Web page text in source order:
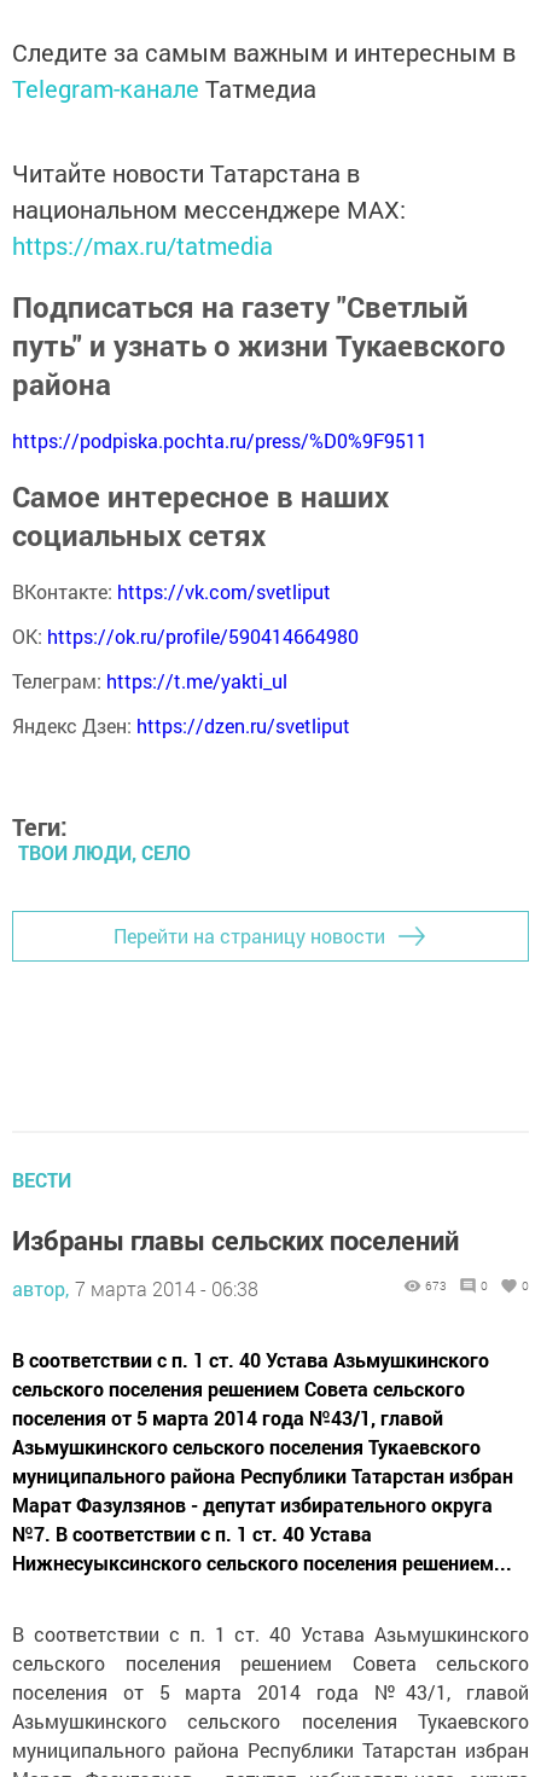
Следите за самым важным и интересным в
Telegram-канале Татмедиа
Читайте новости Татарстана в
национальном мессенджере MАХ:
https://max.ru/tatmedia
Подписаться на газету "Светлый
путь" и узнать о жизни Тукаевского
района
https://podpiska.pochta.ru/press/%D0%9F9511
Самое интересное в наших
социальных сетях
ВКонтакте: https://vk.com/svetliput
ОК: https://ok.ru/profile/590414664980
Телеграм: https://t.me/yakti_ul
Яндекс Дзен: https://dzen.ru/svetliput
Теги:
ТВОИ ЛЮДИ, СЕЛО
Перейти на страницу новости
ВЕСТИ
Избраны главы сельских поселений
автор, 7 марта 2014 - 06:38 673 0 0
В соответствии с п. 1 ст. 40 Устава Азьмушкинского
сельского поселения решением Совета сельского
поселения от 5 марта 2014 года №43/1, главой
Азьмушкинского сельского поселения Тукаевского
муниципального района Республики Татарстан избран
Марат Фазулзянов - депутат избирательного округа
№7. В соответствии с п. 1 ст. 40 Устава
Нижнесуыксинского сельского поселения решением...
В соответствии с п. 1 ст. 40 Устава Азьмушкинского
сельского поселения решением Совета сельского
поселения от 5 марта 2014 года №43/1, главой
Азьмушкинского сельского поселения Тукаевского
муниципального района Республики Татарстан избран